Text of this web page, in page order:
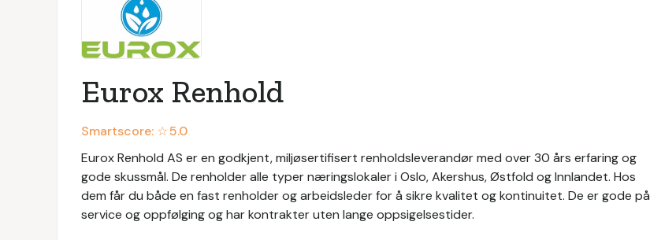
Eurox Renhold
Smartscore: ☆5.0
Eurox Renhold AS er en godkjent, miljøsertifisert renholdsleverandør med over 30 års erfaring og
gode skussmål. De renholder alle typer næringslokaler i Oslo, Akershus, Østfold og Innlandet. Hos
dem får du både en fast renholder og arbeidsleder for å sikre kvalitet og kontinuitet. De er gode på
service og oppfølging og har kontrakter uten lange oppsigelsestider.